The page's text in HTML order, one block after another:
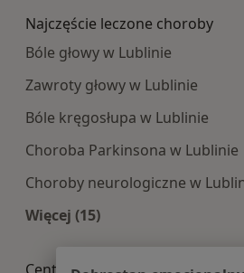
Najczęście leczone choroby
Bóle głowy w Lublinie
Zawroty głowy w Lublinie
Bóle kręgosłupa w Lublinie
Choroba Parkinsona w Lublinie
Choroby neurologiczne w
Więcej (15)